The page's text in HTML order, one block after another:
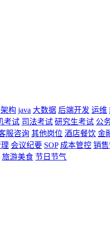
架构 java 大数据 后端开发 运维
考试 司法考试 研究生考试 公
服咨询 其他岗位 酒店餐饮 金
会议纪要 SOP 成本管控 销
旅游美食 节日节气